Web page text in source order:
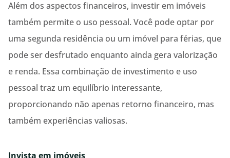
Além dos aspectos financeiros, investir em imóveis
também permite o uso pessoal. Você pode optar por
uma segunda residência ou um imóvel para férias, que
pode ser desfrutado enquanto ainda gera valorização
e renda. Essa combinação de investimento e uso
pessoal traz um equilíbrio interessante,
proporcionando não apenas retorno financeiro, mas
também experiências valiosas.
Invista em imóveis